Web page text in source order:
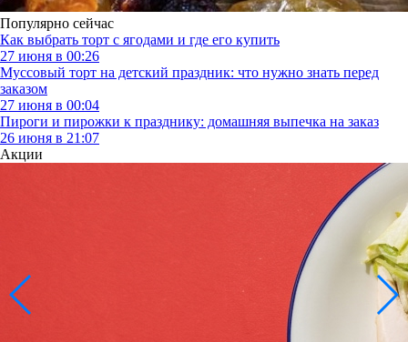
Популярно сейчас
Как выбрать торт с ягодами и где его купить
27 июня в 00:26
Муссовый торт на детский праздник: что нужно знать перед
заказом
27 июня в 00:04
Пироги и пирожки к празднику: домашняя выпечка на заказ
26 июня в 21:07
Акции